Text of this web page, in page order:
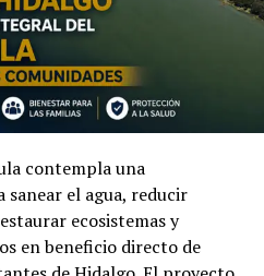
contempla una
el agua, reducir
ecosistemas y
en beneficio directo de